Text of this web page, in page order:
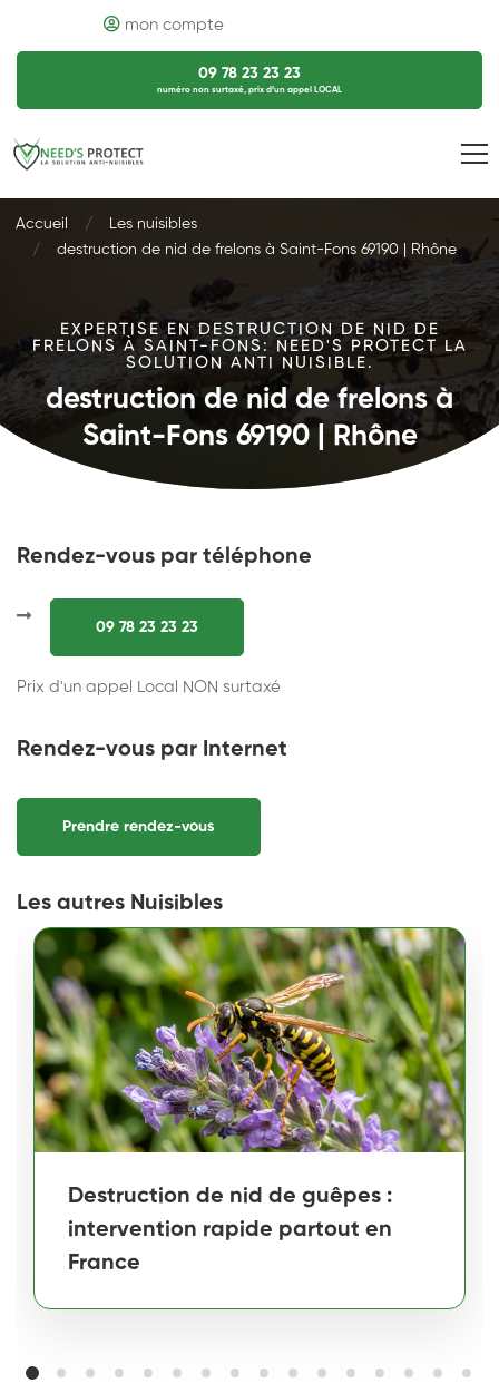
mon compte
09 78 23 23 23
numéro non surtaxé, prix d’un appel LOCAL
Accueil
Les nuisibles
destruction de nid de frelons à Saint-Fons 69190 | Rhône
EXPERTISE EN DESTRUCTION DE NID DE
FRELONS À SAINT-FONS: NEED'S PROTECT LA
SOLUTION ANTI NUISIBLE.
destruction de nid de frelons à
Saint-Fons 69190 | Rhône
Rendez-vous par téléphone
09 78 23 23 23
Prix d'un appel Local NON surtaxé
Rendez-vous par Internet
Prendre rendez-vous
Les autres Nuisibles
Destruction de nid de guêpes :
intervention rapide partout en
France